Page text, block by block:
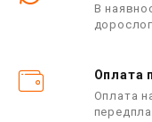
В
Оплата
Оплата